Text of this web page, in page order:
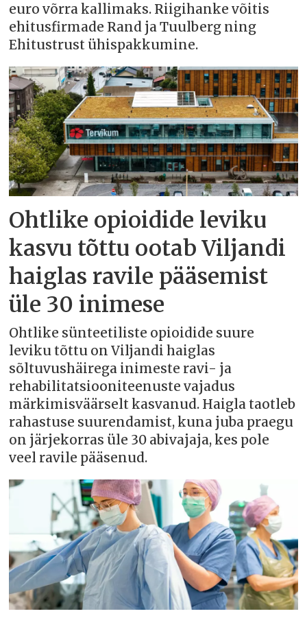
euro võrra kallimaks. Riigihanke võitis
ehitusfirmade Rand ja Tuulberg ning
Ehitustrust ühispakkumine.
Ohtlike opioidide leviku
kasvu tõttu ootab Viljandi
haiglas ravile pääsemist
üle 30 inimese
Ohtlike sünteetiliste opioidide suure
leviku tõttu on Viljandi haiglas
sõltuvushäirega inimeste ravi- ja
rehabilitatsiooniteenuste vajadus
märkimisväärselt kasvanud. Haigla taotleb
rahastuse suurendamist, kuna juba praegu
on järjekorras üle 30 abivajaja, kes pole
veel ravile pääsenud.